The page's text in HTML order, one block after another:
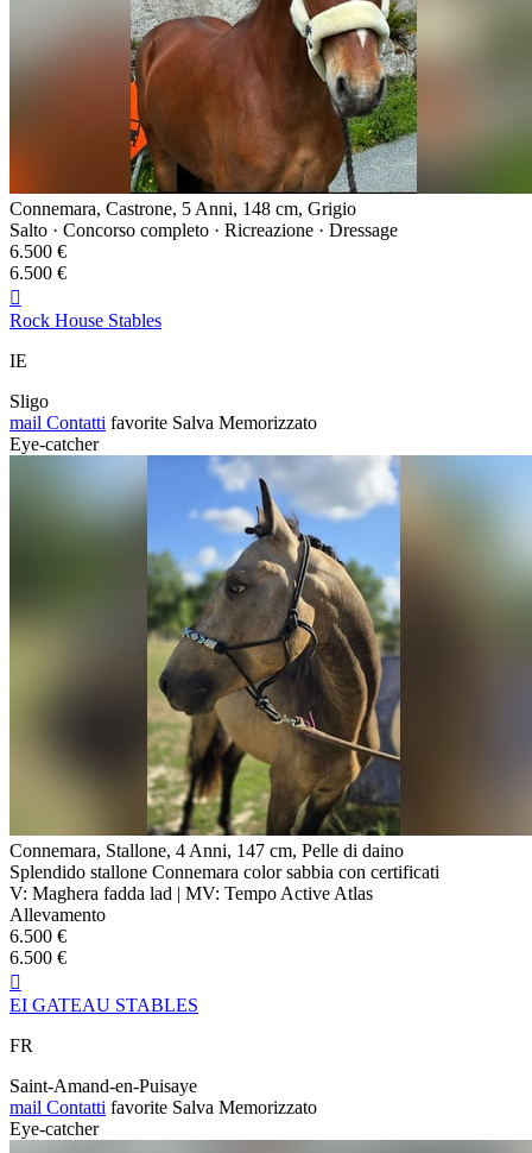
Connemara, Castrone, 5 Anni, 148 cm, Grigio
Salto · Concorso completo · Ricreazione · Dressage
6.500 €
6.500 €

Rock House Stables
IE
Sligo
mail Contatti favorite Salva Memorizzato
Eye-catcher
Connemara, Stallone, 4 Anni, 147 cm, Pelle di daino
Splendido stallone Connemara color sabbia con certificati
V: Maghera fadda lad | MV: Tempo Active Atlas
Allevamento
6.500 €
6.500 €

EI GATEAU STABLES
FR
Saint-Amand-en-Puisaye
mail Contatti favorite Salva Memorizzato
Eye-catcher